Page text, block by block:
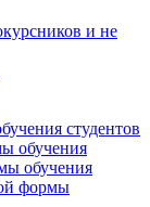
и не
студентов
обучения
обучения
формы